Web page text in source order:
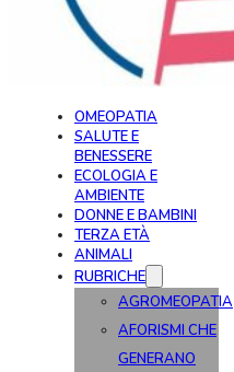
OMEOPATIA
SALUTE E
BENESSERE
ECOLOGIA E
AMBIENTE
DONNE E BAMBINI
TERZA ETÀ
ANIMALI
RUBRICHE
AGROMEOPATIA
AFORISMI CHE
GENERANO